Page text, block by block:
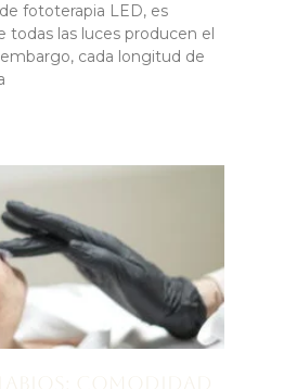
fototerapia LED, es
todas las luces producen el
cada longitud de